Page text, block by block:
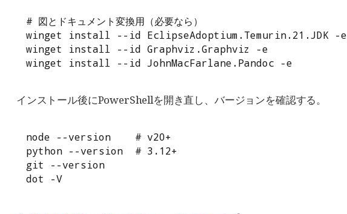
# 図とドキュメント変換用（必要なら）
winget install --id EclipseAdoptium.Temurin.21.JDK -e
winget install --id Graphviz.Graphviz -e
winget install --id JohnMacFarlane.Pandoc -e
インストール後にPowerShellを開き直し、バージョンを確認する。
node --version    # v20+
python --version  # 3.12+
git --version
dot -V